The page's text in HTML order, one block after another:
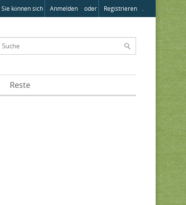
Sie können sich Anmelden oder Registrieren .
Reste